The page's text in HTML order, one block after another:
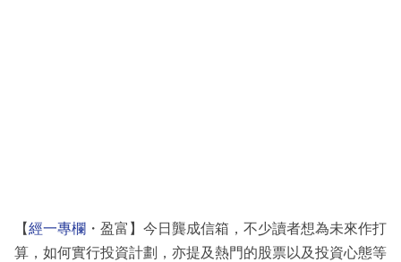
【經一專欄 ・盈富】今日龔成信箱，不少讀者想為未來作打
算，如何實行投資計劃，亦提及熱門的股票以及投資心態等